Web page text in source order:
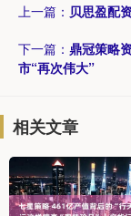
上一篇： 贝思盈配
下一篇： 鼎冠策略
市“再次伟大”
相关文章